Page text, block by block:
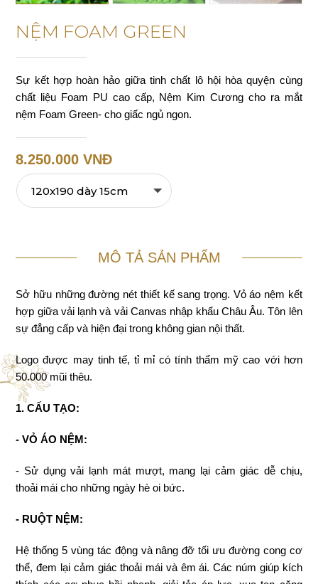
NỆM FOAM GREEN
Sự kết hợp hoàn hảo giữa tinh chất lô hội hòa quyện cùng
chất liệu Foam PU cao cấp, Nệm Kim Cương cho ra mắt
nệm Foam Green- cho giấc ngủ ngon.
8.250.000 VNĐ
MÔ TẢ SẢN PHẨM
Sở hữu những đường nét thiết kế sang trọng. Vỏ áo nệm kết
hợp giữa vải lạnh và vải Canvas nhập khẩu Châu Âu. Tôn lên
sự đẳng cấp và hiện đại trong không gian nội thất.
Logo được may tinh tế, tỉ mỉ có tính thẩm mỹ cao với hơn
50.000 mũi thêu.
1. CẤU TẠO:
- VỎ ÁO NỆM:
- Sử dụng vải lạnh mát mượt, mang lại cảm giác dễ chịu,
thoải mái cho những ngày hè oi bức.
- RUỘT NỆM:
Hệ thống 5 vùng tác động và nâng đỡ tối ưu đường cong cơ
thể, đem lại cảm giác thoải mái và êm ái. Các núm giúp kích